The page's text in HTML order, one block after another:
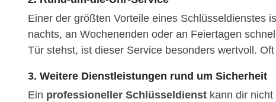
Einer der größten Vorteile eines Schlüsseldienstes
nachts, an Wochenenden oder an Feiertagen
Tür stehst, ist dieser Service besonders wertvoll.
3. Weitere Dienstleistungen rund um Sicherheit
Ein professioneller Schlüsseldienst kann dir nicht